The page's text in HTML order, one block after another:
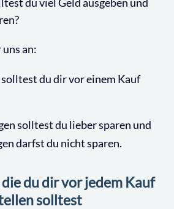
an:
solltest du dir vor einem Kauf
solltest du lieber sparen und
darfst du nicht sparen.
die du dir vor jedem Kauf
solltest